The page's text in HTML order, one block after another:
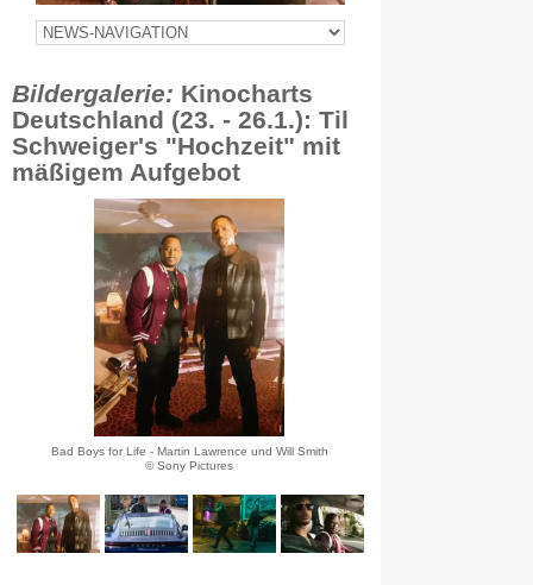
Bildergalerie: Kinocharts
Deutschland (23. - 26.1.): Til
Schweiger's "Hochzeit" mit
mäßigem Aufgebot
Bad Boys for Life - Martin Lawrence und Will Smith
© Sony Pictures